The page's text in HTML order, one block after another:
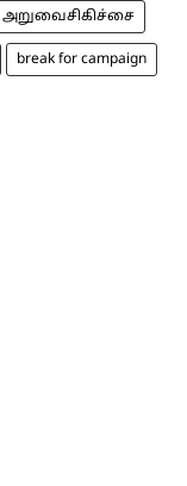
அறுவைசிகிச்சை
break for campaign